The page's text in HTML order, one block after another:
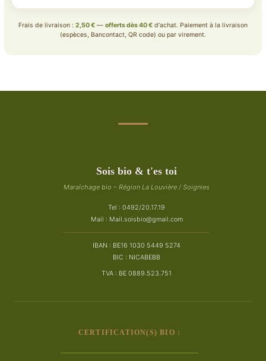
Frais de livraison : 2,50 € — offerts dès 40 € d'achat. Paiement à la livraison
(espèces, Bancontact, QR code) ou par virement.
Sois bio & t'es toi
Maraîchage bio – Région La Louvière / Soignies
Tel : 0492/20.17.19
Mail : Mail.soisbio@gmail.com
IBAN : BE16 1030 5449 5274
BIC : NICABEBB
TVA : BE 0889.523.751
CERTIFICATION(S) BIO :